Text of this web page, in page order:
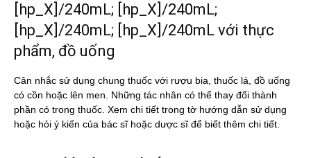
[hp_X]/240mL; [hp_X]/240mL;
[hp_X]/240mL; [hp_X]/240mL với thực
phẩm, đồ uống
Cân nhắc sử dụng chung thuốc với rượu bia, thuốc lá, đồ uống
có cồn hoặc lên men. Những tác nhân có thể thay đổi thành
phần có trong thuốc. Xem chi tiết trong tờ hướng dẫn sử dụng
hoặc hỏi ý kiến của bác sĩ hoặc dược sĩ để biết thêm chi tiết.